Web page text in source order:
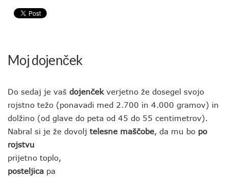
Moj dojenček
Do sedaj je vaš dojenčekverjetno že dosegel svojo
rojstno težo (ponavadi med 2.700 in 4.000 gramov) in
dolžino (od glave do peta od 45 do 55 centimetrov).
Nabral si je že dovolj telesne maščobe, da mu bo po
rojstvu
prijetno toplo,
posteljica pa